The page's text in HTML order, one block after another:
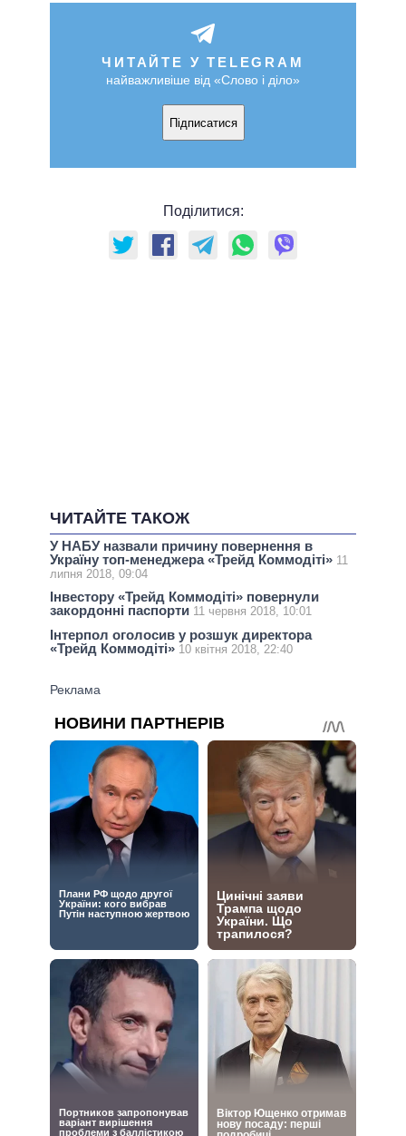
ЧИТАЙТЕ У TELEGRAM
найважливіше від «Слово і діло»
Підписатися
Поділитися:
ЧИТАЙТЕ ТАКОЖ
У НАБУ назвали причину повернення в
Україну топ-менеджера «Трейд Коммодіті» 11
липня 2018, 09:04
Інвестору «Трейд Коммодіті» повернули
закордонні паспорти 11 червня 2018, 10:01
Інтерпол оголосив у розшук директора
«Трейд Коммодіті» 10 квітня 2018, 22:40